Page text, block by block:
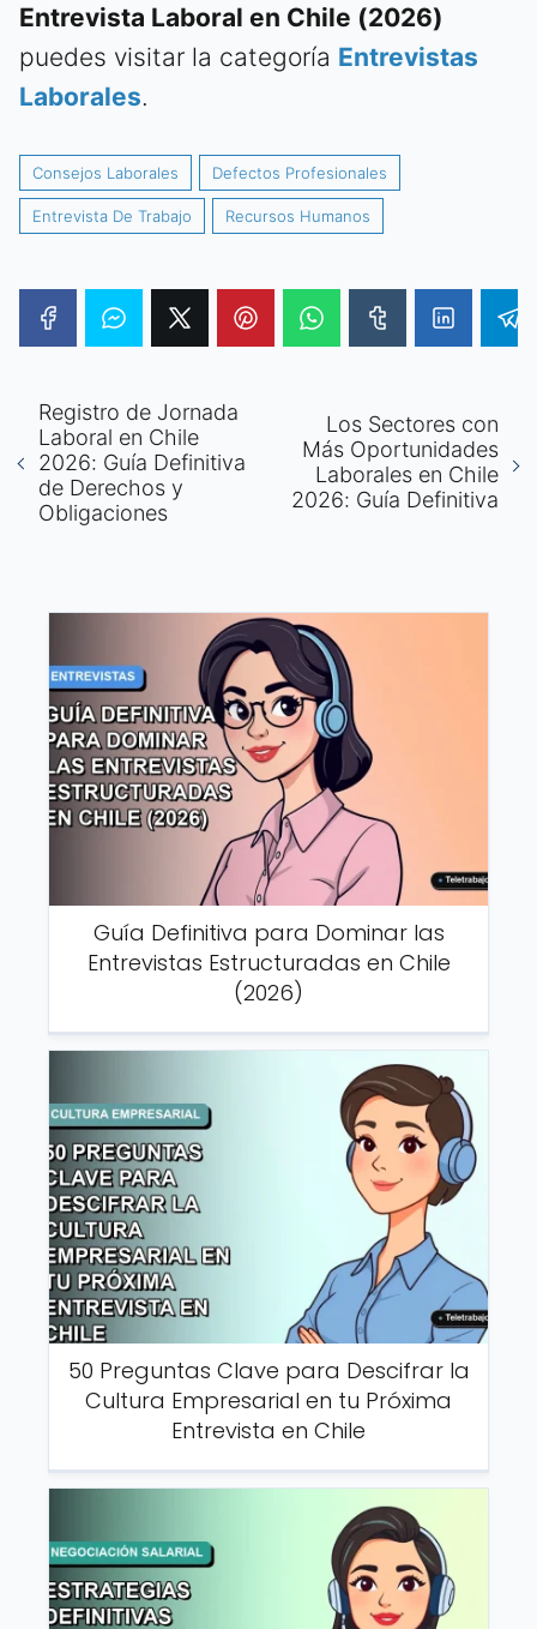
Entrevista Laboral en Chile (2026)
puedes visitar la categoría Entrevistas
Laborales.
Consejos Laborales Defectos Profesionales
Entrevista De Trabajo Recursos Humanos
Registro de Jornada
Laboral en Chile
2026: Guía Definitiva
de Derechos y
Obligaciones
Los Sectores con
Más Oportunidades
Laborales en Chile
2026: Guía Definitiva
Guía Definitiva para Dominar las
Entrevistas Estructuradas en Chile
(2026)
50 Preguntas Clave para Descifrar la
Cultura Empresarial en tu Próxima
Entrevista en Chile